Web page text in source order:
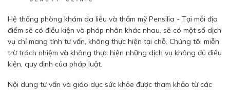
Hệ thống phòng khám da liễu và thẩm mỹ Pensilia - Tại mỗi địa
điểm sẽ có điều kiện và pháp nhân khác nhau, sẽ có một số dịch
vụ chỉ mang tính tư vấn, không thực hiện tại chỗ. Chúng tôi miễn
trừ trách nhiệm và không thực hiện những dịch vụ không đủ điều
kiện, quy định của pháp luật.
Nội dung tư vấn và giáo dục sức khỏe được tham khảo từ các